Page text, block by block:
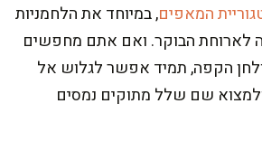
המאפים, במיוחד את הלחמניות
לארוחת הבוקר. ואם אתם מחפשים
הקפה, תמיד אפשר לגלוש אל
שם שלל מתוקים נמסים